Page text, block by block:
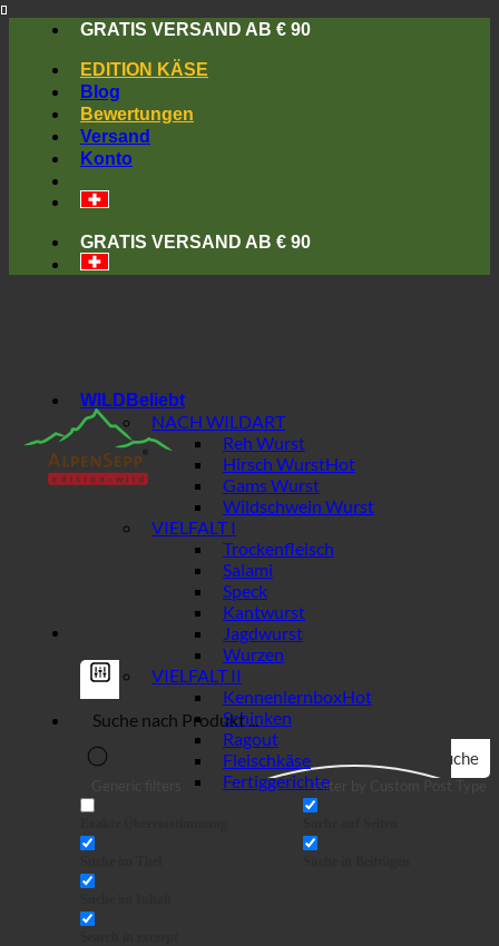
content
GRATIS VERSAND AB € 90
EDITION KÄSE
Blog
Bewertungen
Versand
Konto
GRATIS VERSAND AB € 90
Suche
Filter by Custom Post Type
WILD
NACH WILDART
Reh Wurst
Hirsch Wurst
Gams Wurst
Wildschwein Wurst
VIELFALT I
Trockenfleisch
Salami
Speck
Kantwurst
Jagdwurst
Wurzen
VIELFALT II
Kennenlernbox
Schinken
Ragout
Fleischkäse
Fertiggerichte